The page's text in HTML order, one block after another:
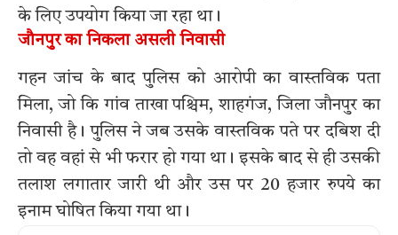
के लिए उपयोग किया जा रहा था।
जौनपुर का निकला असली निवासी
गहन जांच के बाद पुलिस को आरोपी का वास्तविक पता
मिला, जो कि गांव ताखा पश्चिम, शाहगंज, जिला जौनपुर का
निवासी है। पुलिस ने जब उसके वास्तविक पते पर दबिश दी
तो वह वहां से भी फरार हो गया था। इसके बाद से ही उसकी
तलाश लगातार जारी थी और उस पर 20 हजार रुपये का
इनाम घोषित किया गया था।